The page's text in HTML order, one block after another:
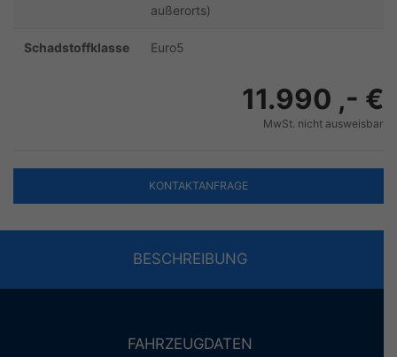
außerorts)
Schadstoffklasse Euro5
11.990 ,- €
MwSt. nicht ausweisbar
KONTAKTANFRAGE
BESCHREIBUNG
FAHRZEUGDATEN